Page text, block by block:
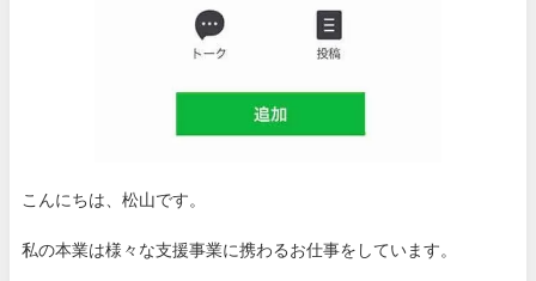
こんにちは、松山です。
私の本業は様々な支援事業に携わるお仕事をしています。